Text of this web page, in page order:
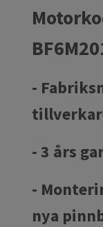
-
- 3 års
-
nya